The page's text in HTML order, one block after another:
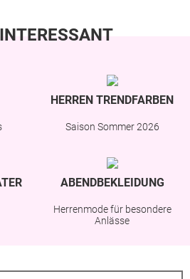
HERREN TRENDFARBEN
Saison Sommer 2026
ABENDBEKLEIDUNG
Herrenmode für besondere
Anlässe